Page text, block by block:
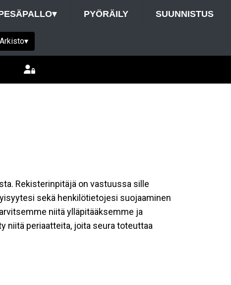
▾ PYÖRÄILY SUUNNISTUS
Arkisto▾
Rekisterinpitäjä on vastuussa sille
sekä henkilötietojesi suojaaminen
niitä ylläpitääksemme ja
niitä periaatteita, joita seura toteuttaa